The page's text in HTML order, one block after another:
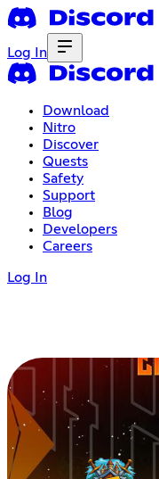
Log In
Download
Nitro
Discover
Quests
Safety
Support
Blog
Developers
Careers
Log In